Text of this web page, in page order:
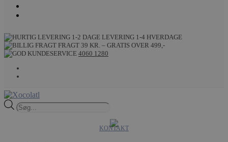
LEVERING 1-4 HVERDAGE
FRAGT 39 KR. – GRATIS OVER 499,-
4060 1280
Products
search
KONTAKT